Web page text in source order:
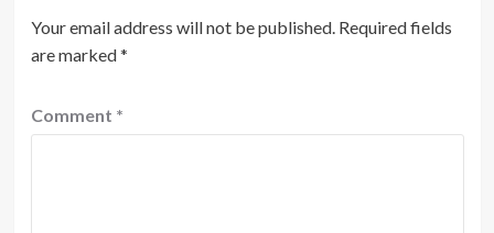
Your email address will not be published. Required fields
are marked*
Comment *